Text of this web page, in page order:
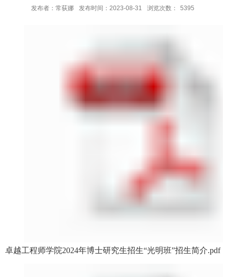
发布者：常荻娜 发布时间：2023-08-31 浏览次数： 5395
卓越工程师学院2024年博士研究生招生“光明班”招生简介.pdf